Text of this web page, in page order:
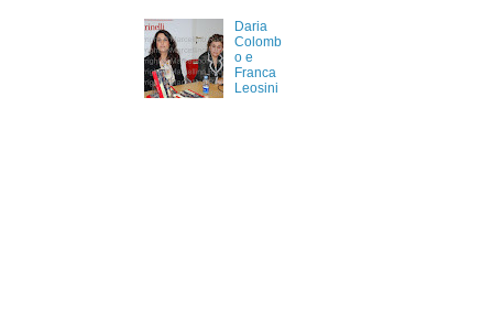
Daria
Colomb
o e
Franca
Leosini